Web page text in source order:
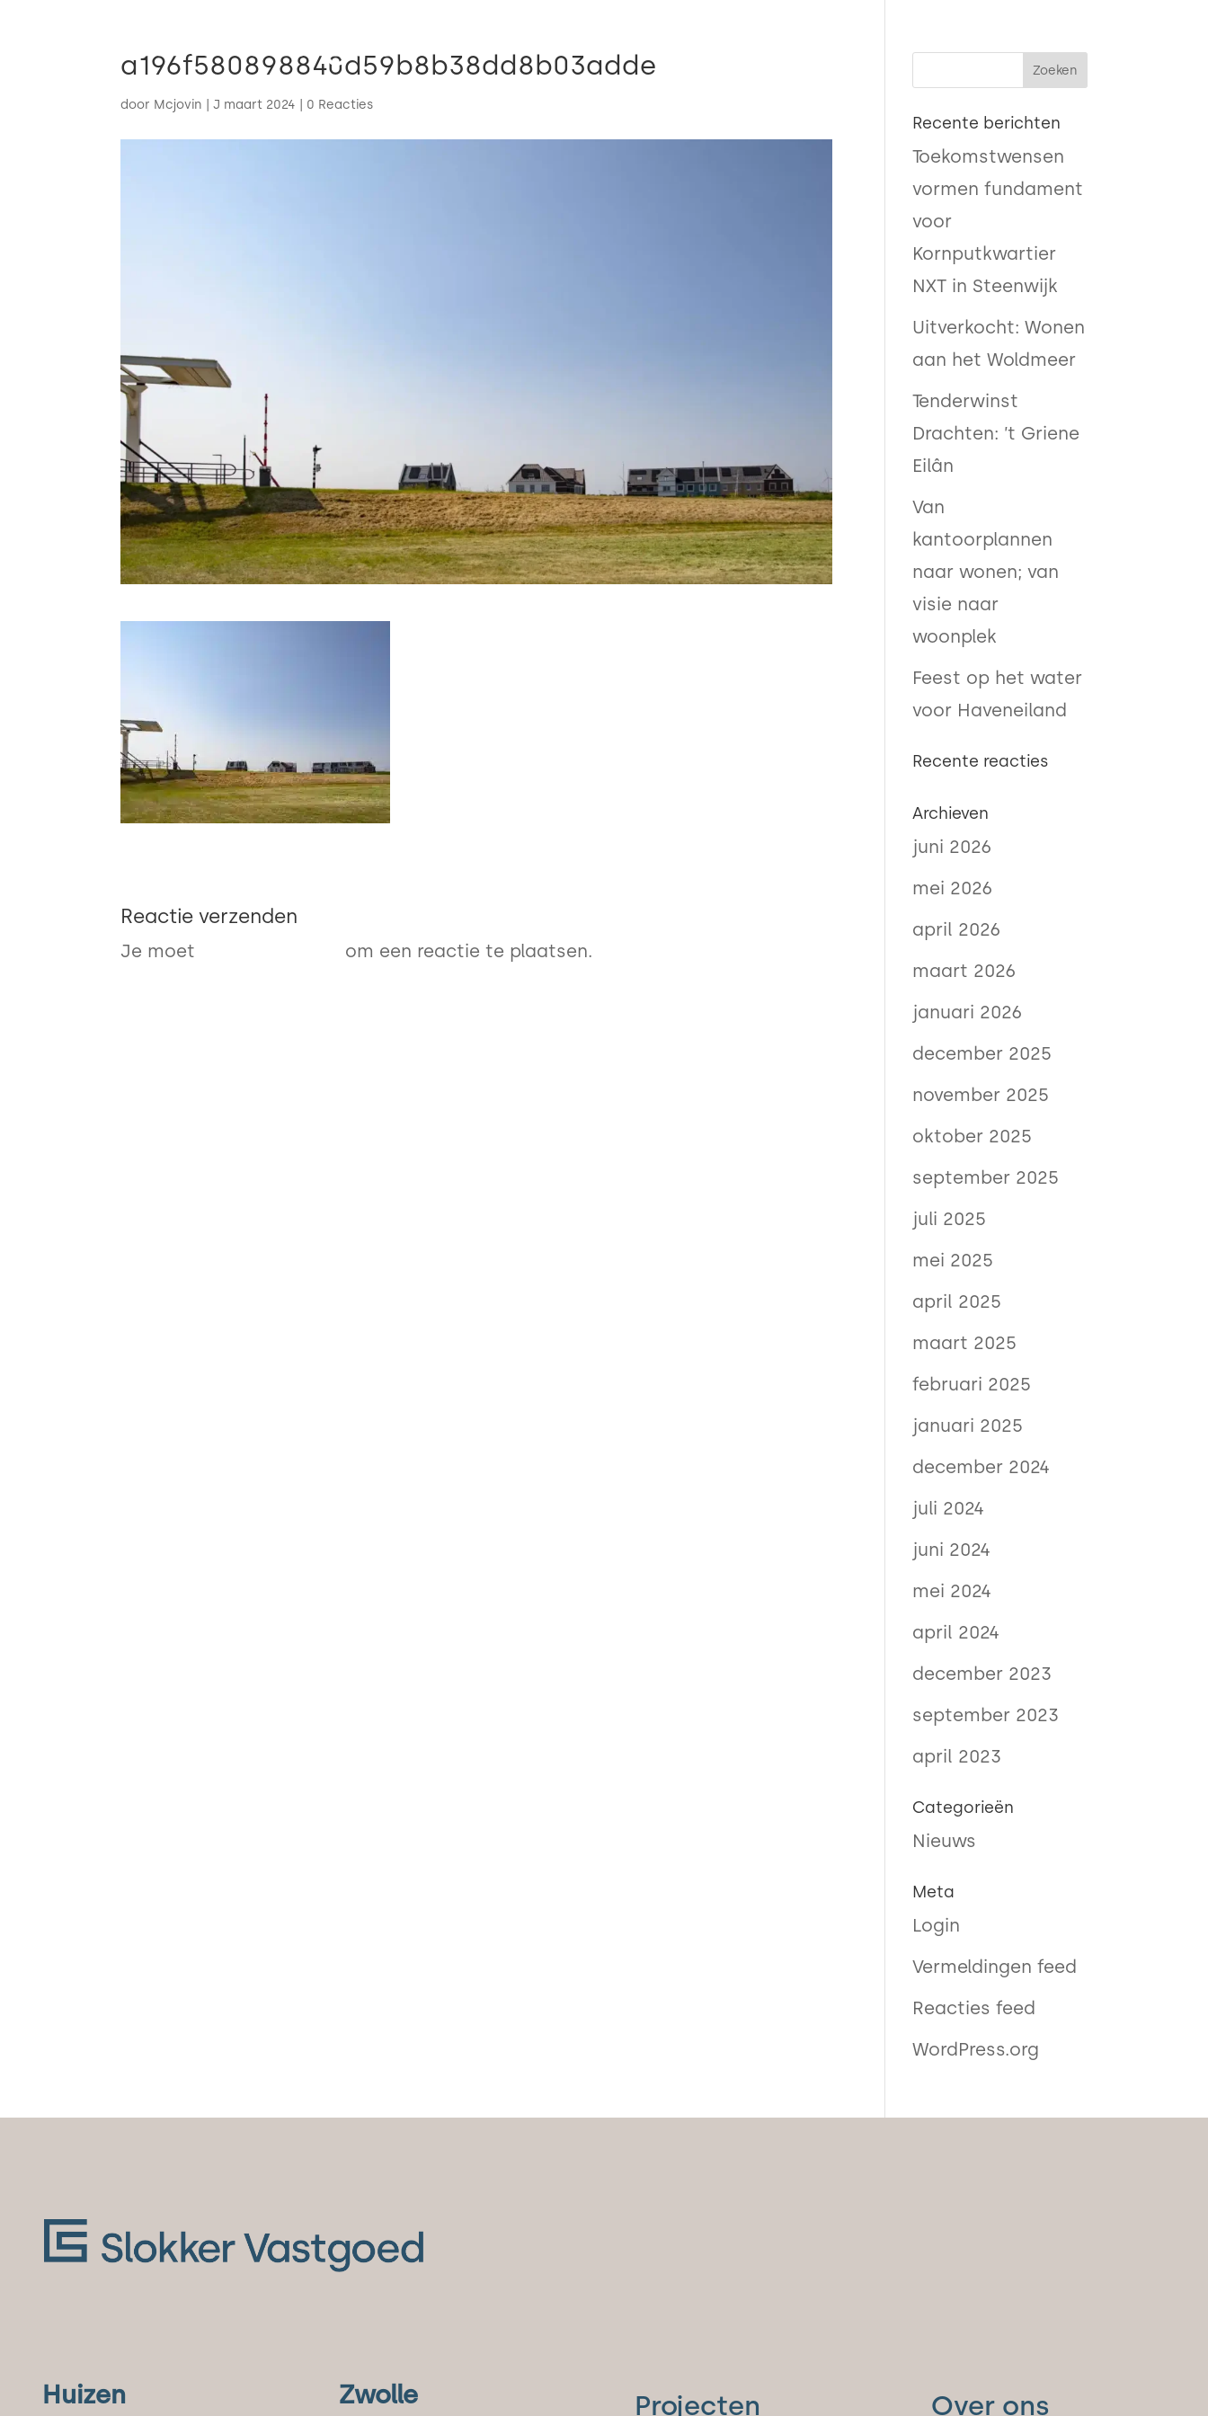
a196f580898840d59b8b38dd8b03adde
door Mcjovin |J maart 2024 0 Reacties
Reactie verzenden
Je moet om een reactie te plaatsen.
Recente berichten
Toekomstwensen
vormen fundament
voor
Kornputkwartier
NXT in Steenwijk
Uitverkocht: Wonen
aan het Woldmeer
Tenderwinst
Drachten: ’t Griene
Eilân
Van
kantoorplannen
naar wonen; van
visie naar
woonplek
Feest op het water
voor Haveneiland
Recente reacties
Archieven
juni 2026
mei 2026
april 2026
maart 2026
januari 2026
december 2025
november 2025
oktober 2025
september 2025
juli 2025
mei 2025
april 2025
maart 2025
februari 2025
januari 2025
december 2024
juli 2024
juni 2024
mei 2024
april 2024
december 2023
september 2023
april 2023
Categorieën
Nieuws
Meta
Login
Vermeldingen feed
Reacties feed
WordPress.org
Huizen Zwolle Projecten Over ons